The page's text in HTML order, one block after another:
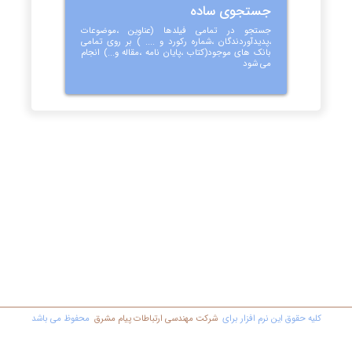
جستجوی ساده
جستجو در تمامی فیلدها (عناوین ،موضوعات
،پدیدآوردندگان ،شماره رکورد و .... ) بر روی تمامی
بانک های موجود(کتاب ،پایان نامه ،مقاله و...) انجام
می شود
کليه حقوق اين نرم افزار برای شرکت مهندسي ارتباطات پیام مشرق محفوظ مي باشد